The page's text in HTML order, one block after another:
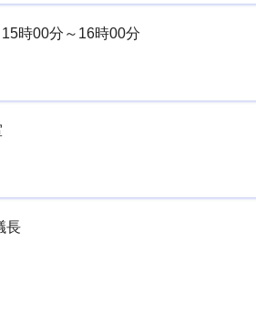
時00分～16時00分
長